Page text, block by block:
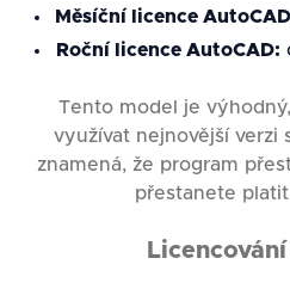
Měsíční licence
Roční licence AutoCAD:
Tento model je
využívat nejnovější verzi
znamená, že program
přestanete